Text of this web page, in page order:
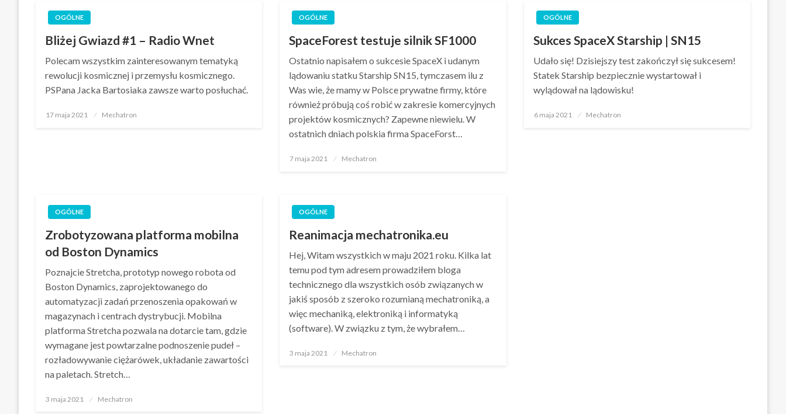
OGÓLNE
Bliżej Gwiazd #1 – Radio Wnet
Polecam wszystkim zainteresowanym tematyką
rewolucji kosmicznej i przemysłu kosmicznego.
PSPana Jacka Bartosiaka zawsze warto posłuchać.
Opublikowane
17 maja 2021 Mechatron
OGÓLNE
SpaceForest testuje silnik SF1000
Ostatnio napisałem o sukcesie SpaceX i udanym
lądowaniu statku Starship SN15, tymczasem ilu z
Was wie, że mamy w Polsce prywatne firmy, które
również próbują coś robić w zakresie komercyjnych
projektów kosmicznych? Zapewne niewielu. W
ostatnich dniach polskia firma SpaceForst…
Opublikowane
7 maja 2021 Mechatron
OGÓLNE
Sukces SpaceX Starship | SN15
Udało się! Dzisiejszy test zakończył się sukcesem!
Statek Starship bezpiecznie wystartował i
wylądował na lądowisku!
Opublikowane
6 maja 2021 Mechatron
OGÓLNE
Zrobotyzowana platforma mobilna
od Boston Dynamics
Poznajcie Stretcha, prototyp nowego robota od
Boston Dynamics, zaprojektowanego do
automatyzacji zadań przenoszenia opakowań w
magazynach i centrach dystrybucji. Mobilna
platforma Stretcha pozwala na dotarcie tam, gdzie
wymagane jest powtarzalne podnoszenie pudeł –
rozładowywanie ciężarówek, układanie zawartości
na paletach. Stretch…
Opublikowane
3 maja 2021 Mechatron
OGÓLNE
Reanimacja mechatronika.eu
Hej, Witam wszystkich w maju 2021 roku. Kilka lat
temu pod tym adresem prowadziłem bloga
technicznego dla wszystkich osób związanych w
jakiś sposób z szeroko rozumianą mechatroniką, a
więc mechaniką, elektroniką i informatyką
(software). W związku z tym, że wybrałem…
Opublikowane
3 maja 2021 Mechatron